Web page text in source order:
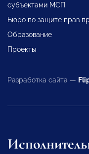
субъектами МСП
Бюро по защите прав
Образование
Проекты
Разработка сайта —